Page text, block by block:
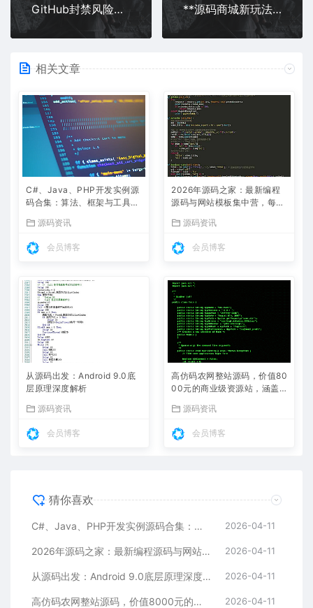
GitHub封禁风险？这些国内源码站可替代
**源码商城新玩法：积分兑换+终身免费升级，打造开发者生态新体验
相关文章
C#、Java、PHP开发实例源
码合集：算法、框架与工具类
源码资讯
会员博客
2026年源码之家：最新编程
源码与网站模板集中营，每日
源码资讯
会员博客
从源码出发：Android 9.0底
层原理深度解析
源码资讯
会员博客
高仿码农网整站源码，价值80
00元的商业级资源站，涵盖
源码资讯
会员博客
猜你喜欢
C#、Java、PHP开发实例源码合集：算法、框架与工具类全解析 2026-04-11
2026年源码之家：最新编程源码与网站模板集中营，每日更新热门项目 2026-04-11
从源码出发：Android 9.0底层原理深度解析 2026-04-11
高仿码农网整站源码，价值8000元的商业级资源站，涵盖源码、教程、工具下载 2026-04-11